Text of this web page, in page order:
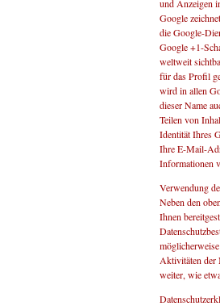
und Anzeigen
Google
die Google-
Google +1-
weltweit
für das Profil
wird in allen
dieser Name
Teilen von
Identität Ihres
Ihre E-Mail-
Informationen
Verwendung
Neben den
Ihnen
Aktivitäten der
weiter, wie